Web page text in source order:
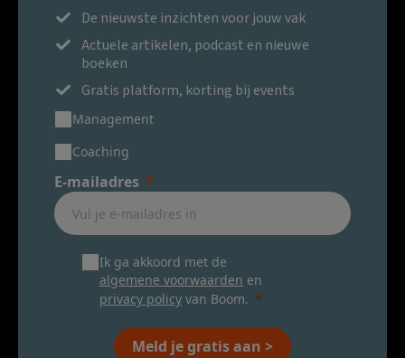
De nieuwste inzichten voor jouw vak
Actuele artikelen, podcast en nieuwe
boeken
Gratis platform, korting bij events
Management
Coaching
E-mailadres
Ik ga akkoord met de
algemene voorwaarden en
privacy policy van Boom.
Meld je gratis aan >